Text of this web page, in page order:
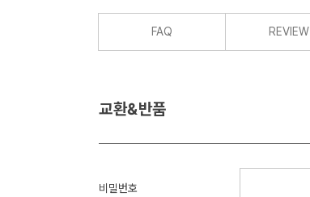
FAQ REVIEW
교환&반품
비밀번호